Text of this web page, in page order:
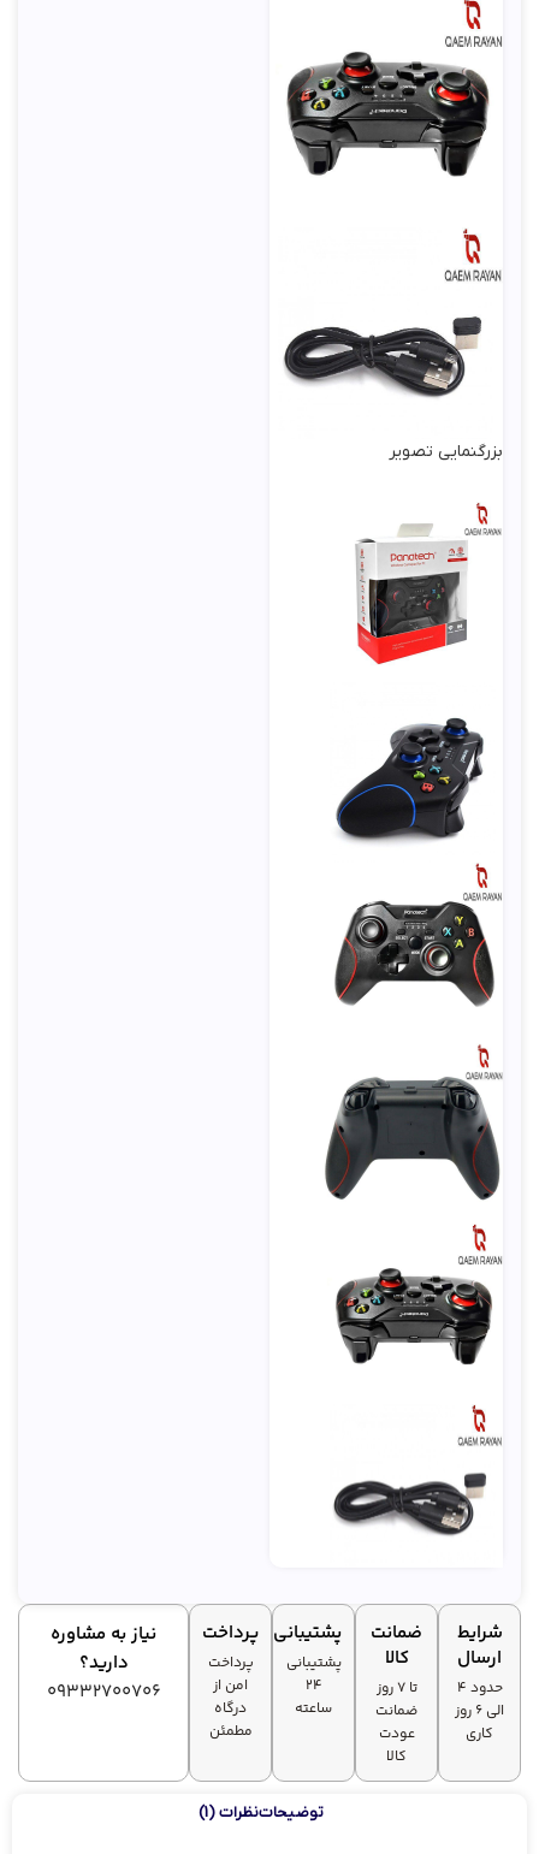
بزرگنمایی تصویر
شرایط
ارسال
حدود 4
الی 6 روز
کاری
ضمانت
کالا
تا ۷ روز
ضمانت
عودت
کالا
پشتیبانی
پشتیبانی
۲۴
ساعته
پرداخت
پرداخت
امن از
درگاه
مطمئن
نیاز به مشاوره
دارید؟
09332700706
توضیحاتنظرات (1)